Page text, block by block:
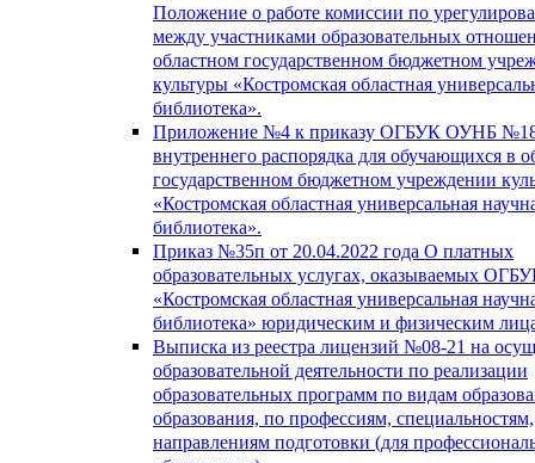
Положение о работе комиссии по
между участниками образовательных
областном государственном бюджетном
культуры «Костромская областная
библиотека».
Приложение №4 к приказу ОГБУК ОУНБ
внутреннего распорядка для обучающихся в
государственном бюджетном учреждении
«Костромская областная универсальная
библиотека».
Приказ №35п от 20.04.2022 года О платных
образовательных услугах, оказываемых
«Костромская областная универсальная
библиотека» юридическим и физическим
Выписка из реестра лицензий №08-21 на
образовательной деятельности по реализации
образовательных программ по видам
образования, по профессиям, специальностям,
направлениям подготовки (для